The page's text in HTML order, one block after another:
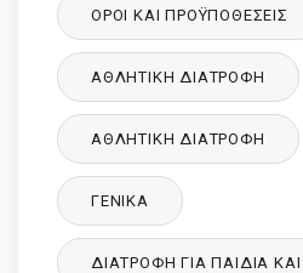
ΌΡΟΙ ΚΑΙ ΠΡΟΫΠΟΘΈΣΕΙΣ
ΑΘΛΗΤΙΚΉ ΔΙΑΤΡΟΦΉ
ΑΘΛΗΤΙΚΉ ΔΙΑΤΡΟΦΉ
ΓΕΝΙΚΆ
ΔΙΑΤΡΟΦΉ ΓΙΑ ΠΑΙΔΙΆ